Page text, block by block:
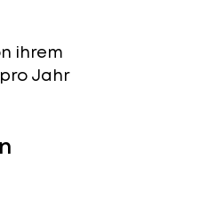
ihrem
Jahr